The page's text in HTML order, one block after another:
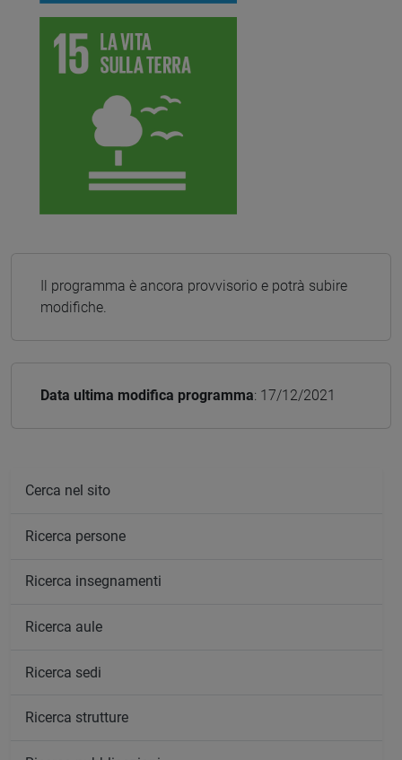
Il programma è ancora provvisorio e potrà subire
modifiche.
Data ultima modifica programma: 17/12/2021
Cerca nel sito
Ricerca persone
Ricerca insegnamenti
Ricerca aule
Ricerca sedi
Ricerca strutture